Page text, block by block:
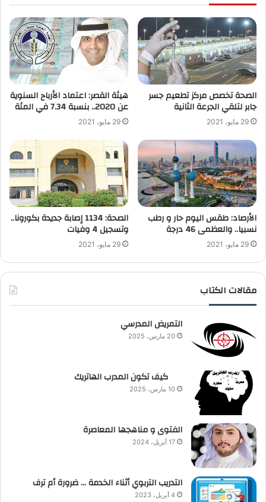
الصحة تخصص مركز تطعيم جسر
جابر لتلقي الجرعة الثانية
29 مايو، 2021
هيئة القصر: اعتماد الأرباح السنوية
عن 2020.. بنسبة 7.34 في المئة
29 مايو، 2021
الأرصاد: طقس اليوم حار و رطب
نسبيا.. والعظمى 46 درجة
29 مايو، 2021
الصحة: 1134 إصابة جديدة بكورونا..
وتسجيل 4 وفيات
29 مايو، 2021
مقالات الكتاب
التمريض المدرسي
20 مارس، 2025
كيف تكون المدرب الهاتريك
10 مارس، 2025
الفتوى و مناهجها المعاصرة
17 أبريل، 2024
التدريب التربوي أثناء الخدمة … ضرورة أم ترف
4 أبريل، 2023